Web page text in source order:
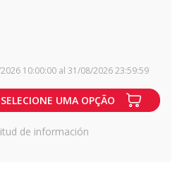
10:00:00 al 31/08/2026 23:59:59
SELECIONE UMA OPÇÃO
de información